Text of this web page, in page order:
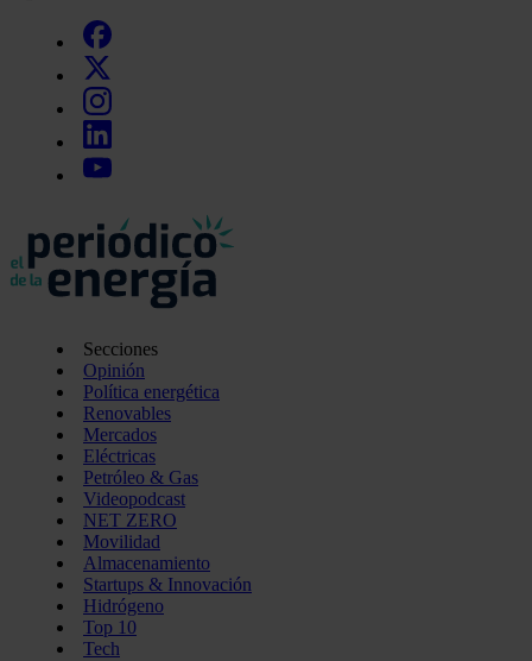
Secciones
Opinión
Política energética
Renovables
Mercados
Eléctricas
Petróleo & Gas
Videopodcast
NET ZERO
Movilidad
Almacenamiento
Startups & Innovación
Hidrógeno
Top 10
Tech